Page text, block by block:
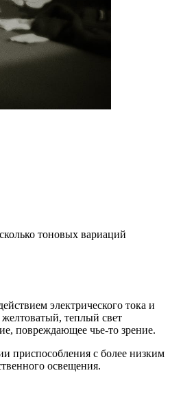
тоновых вариаций
электрического тока и
теплый свет
повреждающее чье-то зрение.
приспособления с более низким
освещения.